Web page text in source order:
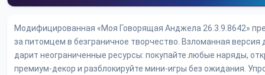
Модифицированная «Моя Говорящая Анджела 26.3.9.8642»
за питомцем в безграничное творчество. Взломанная версия
дарит неограниченные ресурсы: покупайте любые наряды,
премиум-декор и разблокируйте мини-игры без ожидания.